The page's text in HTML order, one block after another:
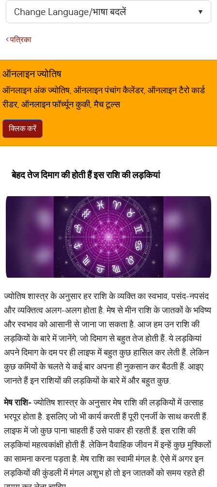
पत्रिका
ऑनलाइन ज्योतिष
ऑनलाइन अंक ज्योतिष, ऑनलाइन पंचांग कैलेंडर, ऑनलाइन टैरो कार्ड
रीडर, ऑनलाइन फॉर्च्यून कुकी, मैच टूल्स
क्लिक करें
बेहद तेज दिमाग की होती हैं इस राशि की लड़कियां
ज्योतिष शास्त्र के अनुसार हर राशि के व्यक्ति का स्वभाव, पसंद-नपसंद
और व्यक्तित्व अलग-अलग होता है. मेष से मीन राशि के जातकों के भविष्य
और स्वभाव को आसानी से जाना जा सकता है. आज हम उन राशि की
लड़कियों के बारे में जानेंगे, जो दिमाग से बहुत तेज होती हैं. ये लड़कियां
अपने दिमाग के दम पर ही लाइफ में बहुत कुछ हासिल कर लेती हैं. लेकिन
कुछ कमियों के चलते ये कई बार अपना ही नुकसान कर बैठती हैं. आइए
जानते हैं इन राशियों की लड़कियों के बारे में और बहुत कुछ.
मेषराशि-ज्योतिष शास्त्र के अनुसार मेष राशि की लड़कियों में उत्साह
भरपूर होता है. इसलिए जो भी कार्य करती हैं पूरी एनर्जी के साथ करती हैं.
लाइफ में जो कुछ पाना चाहती हैं उसे पाकर ही रहती हैं. इस राशि की
लड़कियां महत्वकांक्षी होती हैं. लेकिन वैवाहिक जीवन में इन्हें कुछ मुश्किलों
का सामना करना पड़ता है. मेष राशि का स्वामी मंगल है. ऐसे में अगर इन
लड़कियों की कुंडली में मंगल अशुभ हो तो इन जातकों को समय रहते ही